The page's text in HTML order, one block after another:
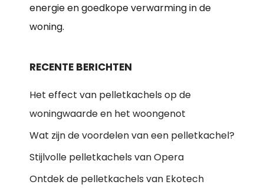
energie en goedkope verwarming in de
woning.
RECENTE BERICHTEN
Het effect van pelletkachels op de
woningwaarde en het woongenot
Wat zijn de voordelen van een pelletkachel?
Stijlvolle pelletkachels van Opera
Ontdek de pelletkachels van Ekotech